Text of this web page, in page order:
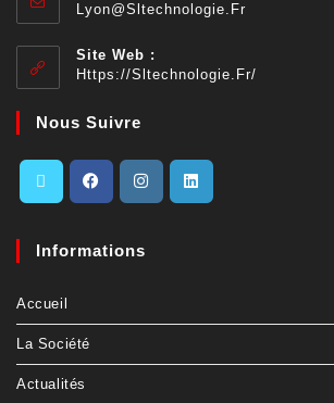
Lyon@sltechnologie.fr
Site Web :
Https://sltechnologie.fr/
Nous Suivre
Informations
Accueil
La Société
Actualités